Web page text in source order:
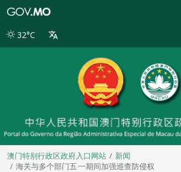
别
32°C
澳门特别行政区政府入口网站
新闻
海关与多个部门五‧一期间加强巡查防侵权